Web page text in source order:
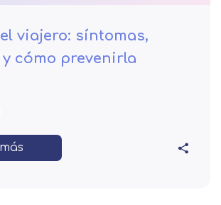
viajero: síntomas,
cómo prevenirla